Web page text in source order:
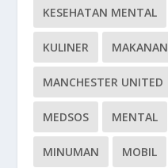
KESEHATAN MENTAL
KULINER MAKANAN
MANCHESTER UNITED
MEDSOS MENTAL
MINUMAN MOBIL